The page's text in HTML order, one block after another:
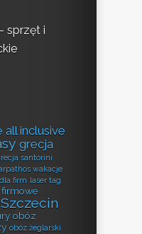
sprzęt i
inclusive
grecja
santorini
wakacje
firm laser tag
obóz
obóz żeglarski